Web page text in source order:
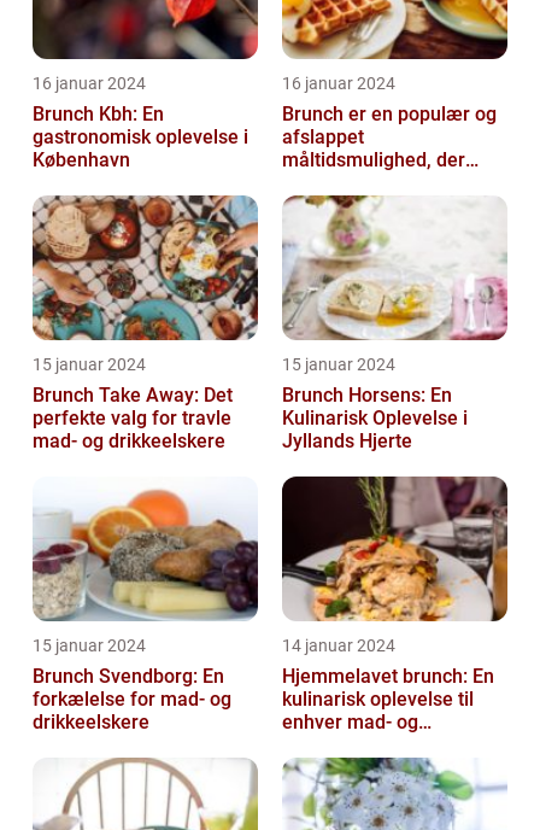
16 januar 2024
Brunch Kbh: En
gastronomisk oplevelse i
København
16 januar 2024
Brunch er en populær og
afslappet
måltidsmulighed, der
fra både morgenmad og
15 januar 2024
Brunch Take Away: Det
perfekte valg for travle
mad- og drikkeelskere
15 januar 2024
Brunch Horsens: En
Kulinarisk Oplevelse i
Jyllands Hjerte
15 januar 2024
Brunch Svendborg: En
forkælelse for mad- og
drikkeelskere
14 januar 2024
Hjemmelavet brunch: En
kulinarisk oplevelse til
enhver mad- og